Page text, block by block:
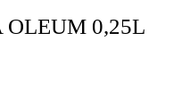
0,25L